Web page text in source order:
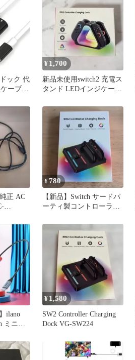
ック 代
ーブル
¥ 1,700
新品未使用switch2 充電ス
タンド LEDインジケータ
正 AC
¥780
【新品】Switch サードパ
ーティ製コントローラー
ilano
ニド
¥ 1,580
SW2 Controller Charging
Dock VG-SW224